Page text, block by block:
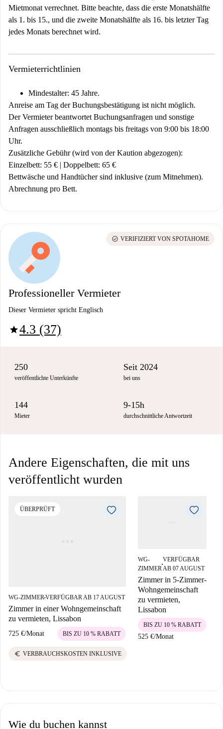
Mietmonat verrechnet. Bitte beachte, dass die erste Monatshälfte
als 1. bis 15., und die zweite Monatshälfte als 16. bis letzter Tag
jedes Monats berechnet wird.
Vermieterrichtlinien
Mindestalter: 45 Jahre.
Anreise am Tag der Buchungsbestätigung ist nicht möglich.
Der Vermieter beantwortet Buchungsanfragen und sonstige
Anfragen ausschließlich montags bis freitags von 9:00 bis 18:00
Uhr.
Zusätzliche Gebühr (wird von der Kaution abgezogen):
Einzelbett: 55 € | Doppelbett: 65 €
Bettwäsche und Handtücher sind inklusive (zum Mitnehmen).
Abrechnung pro Bett.
Professioneller Vermieter
Dieser Vermieter spricht Englisch
star4.3 (37)
check_circle VERIFIZIERT VON SPOTAHOME
250
veröffentlichte Unterkünfte
Seit 2024
bei uns
144
Mieter
9-15h
durchschnittliche Antwortzeit
Andere Eigenschaften, die mit uns
veröffentlicht wurden
ÜBERPRÜFT
WG-ZIMMER■VERFÜGBAR AB 17 AUGUST
Zimmer in einer Wohngemeinschaft
zu vermieten, Lissabon
725 €/Monat BIS ZU 10 % RABATT
euro VERBRAUCHSKOSTEN INKLUSIVE
WG-
ZIMMER
■
VERFÜGBAR
AB 07 AUGUST
Zimmer in 5-Zimmer-
Wohngemeinschaft
zu vermieten,
Lissabon
525 €/Monat
BIS ZU 10 % RABATT
Wie du buchen kannst